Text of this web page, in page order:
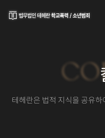
테헤란은 법적 지식을 공유